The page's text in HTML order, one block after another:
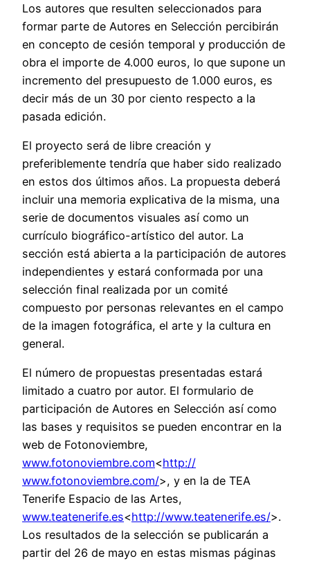
Los autores que resulten seleccionados para
formar parte de Autores en Selección percibirán
en concepto de cesión temporal y producción de
obra el importe de 4.000 euros, lo que supone un
incremento del presupuesto de 1.000 euros, es
decir más de un 30 por ciento respecto a la
pasada edición.
El proyecto será de libre creación y
preferiblemente tendría que haber sido realizado
en estos dos últimos años. La propuesta deberá
incluir una memoria explicativa de la misma, una
serie de documentos visuales así como un
currículo biográfico-artístico del autor. La
sección está abierta a la participación de autores
independientes y estará conformada por una
selección final realizada por un comité
compuesto por personas relevantes en el campo
de la imagen fotográfica, el arte y la cultura en
general.
El número de propuestas presentadas estará
limitado a cuatro por autor. El formulario de
participación de Autores en Selección así como
las bases y requisitos se pueden encontrar en la
web de Fotonoviembre,
www.fotonoviembre.com<http://
www.fotonoviembre.com/>, y en la de TEA
Tenerife Espacio de las Artes,
www.teatenerife.es<http://www.teatenerife.es/>.
Los resultados de la selección se publicarán a
partir del 26 de mayo en estas mismas páginas